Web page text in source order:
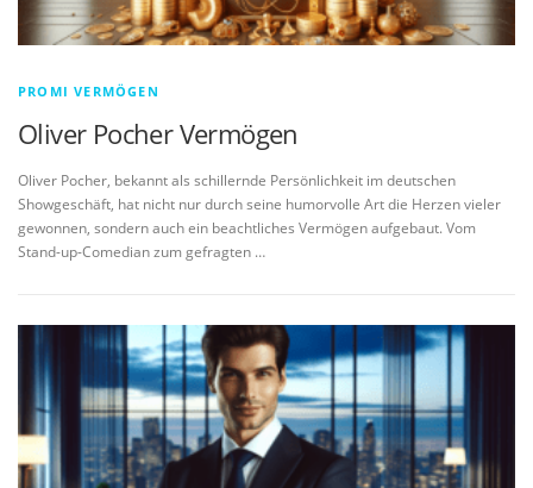
PROMI VERMÖGEN
Oliver Pocher Vermögen
Oliver Pocher, bekannt als schillernde Persönlichkeit im deutschen
Showgeschäft, hat nicht nur durch seine humorvolle Art die Herzen vieler
gewonnen, sondern auch ein beachtliches Vermögen aufgebaut. Vom
Stand-up-Comedian zum gefragten …